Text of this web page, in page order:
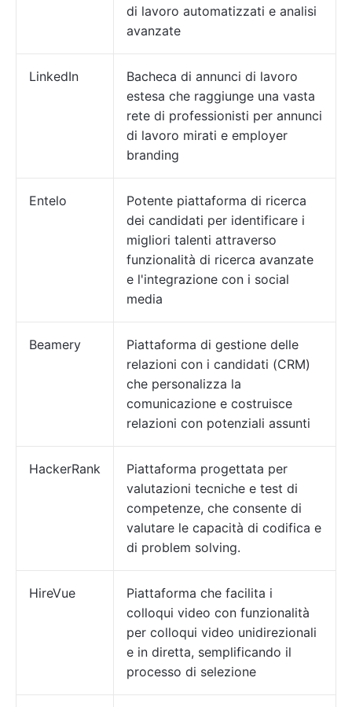
di lavoro automatizzati e analisi
avanzate
LinkedIn
Bacheca di annunci di lavoro
estesa che raggiunge una vasta
rete di professionisti per annunci
di lavoro mirati e employer
branding
Entelo
Potente piattaforma di ricerca
dei candidati per identificare i
migliori talenti attraverso
funzionalità di ricerca avanzate
e l'integrazione con i social
media
Beamery
Piattaforma di gestione delle
relazioni con i candidati (CRM)
che personalizza la
comunicazione e costruisce
relazioni con potenziali assunti
HackerRank
Piattaforma progettata per
valutazioni tecniche e test di
competenze, che consente di
valutare le capacità di codifica e
di problem solving.
HireVue
Piattaforma che facilita i
colloqui video con funzionalità
per colloqui video unidirezionali
e in diretta, semplificando il
processo di selezione